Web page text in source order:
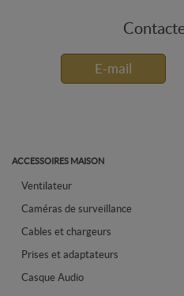
E-mail
ACCESSOIRES MAISON
Ventilateur
Caméras de surveillance
Cables et chargeurs
Prises et adaptateurs
Casque Audio